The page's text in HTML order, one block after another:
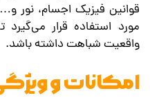
قوانین فیزیک اجسام، نور
مورد استفاده قرار
واقعیت شباهت داشته باشد.
امکانات و